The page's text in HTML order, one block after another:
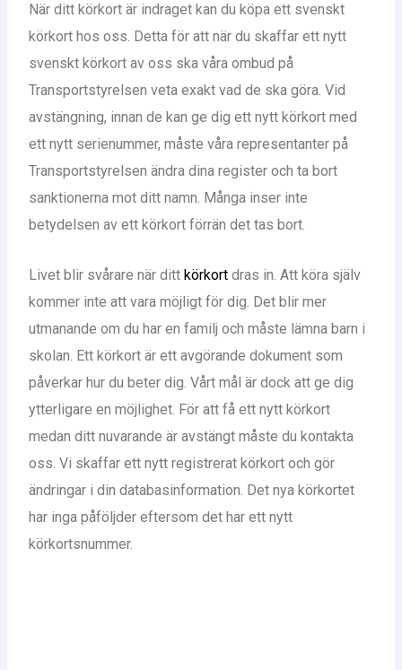
När ditt körkort är indraget kan du köpa ett svenskt
körkort hos oss. Detta för att när du skaffar ett nytt
svenskt körkort av oss ska våra ombud på
Transportstyrelsen veta exakt vad de ska göra. Vid
avstängning, innan de kan ge dig ett nytt körkort med
ett nytt serienummer, måste våra representanter på
Transportstyrelsen ändra dina register och ta bort
sanktionerna mot ditt namn. Många inser inte
betydelsen av ett körkort förrän det tas bort.
Livet blir svårare när dittkörkortdras in. Att köra själv
kommer inte att vara möjligt för dig. Det blir mer
utmanande om du har en familj och måste lämna barn i
skolan. Ett körkort är ett avgörande dokument som
påverkar hur du beter dig. Vårt mål är dock att ge dig
ytterligare en möjlighet. För att få ett nytt körkort
medan ditt nuvarande är avstängt måste du kontakta
oss. Vi skaffar ett nytt registrerat körkort och gör
ändringar i din databasinformation. Det nya körkortet
har inga påföljder eftersom det har ett nytt
körkortsnummer.